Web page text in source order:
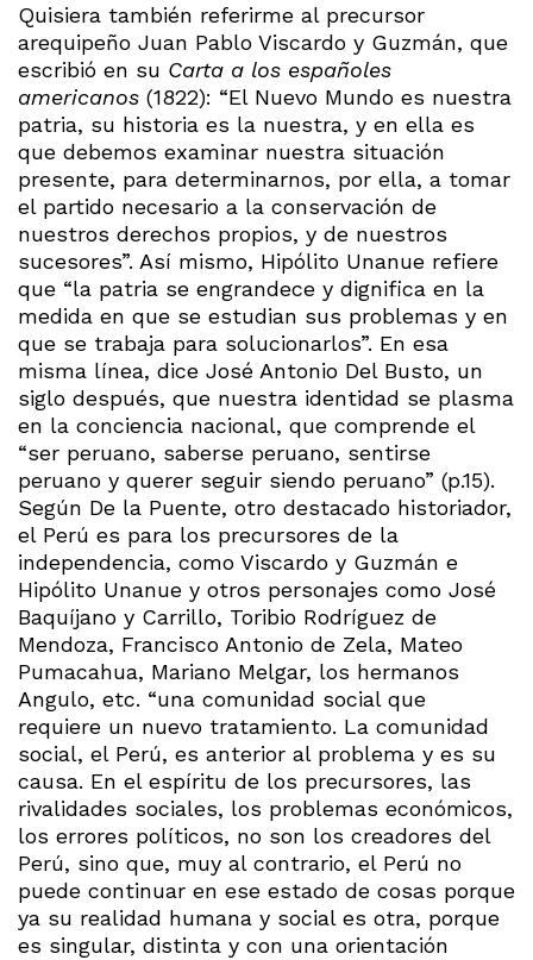
Quisiera también referirme al precursor
arequipeño Juan Pablo Viscardo y Guzmán, que
escribió en su Carta a los españoles
americanos (1822): “El Nuevo Mundo es nuestra
patria, su historia es la nuestra, y en ella es
que debemos examinar nuestra situación
presente, para determinarnos, por ella, a tomar
el partido necesario a la conservación de
nuestros derechos propios, y de nuestros
sucesores”. Así mismo, Hipólito Unanue refiere
que “la patria se engrandece y dignifica en la
medida en que se estudian sus problemas y en
que se trabaja para solucionarlos”. En esa
misma línea, dice José Antonio Del Busto, un
siglo después, que nuestra identidad se plasma
en la conciencia nacional, que comprende el
“ser peruano, saberse peruano, sentirse
peruano y querer seguir siendo peruano” (p.15).
Según De la Puente, otro destacado historiador,
el Perú es para los precursores de la
independencia, como Viscardo y Guzmán e
Hipólito Unanue y otros personajes como José
Baquíjano y Carrillo, Toribio Rodríguez de
Mendoza, Francisco Antonio de Zela, Mateo
Pumacahua, Mariano Melgar, los hermanos
Angulo, etc. “una comunidad social que
requiere un nuevo tratamiento. La comunidad
social, el Perú, es anterior al problema y es su
causa. En el espíritu de los precursores, las
rivalidades sociales, los problemas económicos,
los errores políticos, no son los creadores del
Perú, sino que, muy al contrario, el Perú no
puede continuar en ese estado de cosas porque
ya su realidad humana y social es otra, porque
es singular, distinta y con una orientación